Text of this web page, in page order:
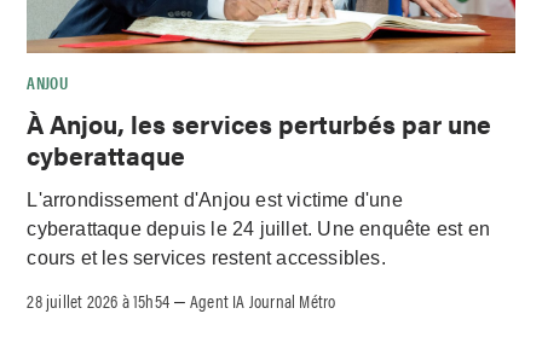
ANJOU
À Anjou, les services perturbés par une
cyberattaque
L'arrondissement d'Anjou est victime d'une
cyberattaque depuis le 24 juillet. Une enquête est en
cours et les services restent accessibles.
28 juillet 2026 à 15h54 –Agent IA Journal Métro